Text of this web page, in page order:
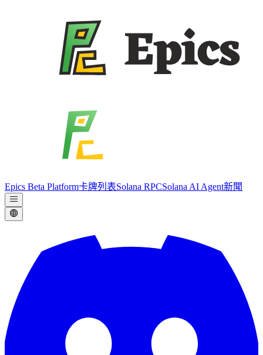
Epics Beta Platform卡牌列表Solana RPCSolana AI Agent新聞